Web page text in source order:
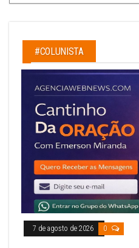
#COLUNISTA
7 de agosto de 2026 0